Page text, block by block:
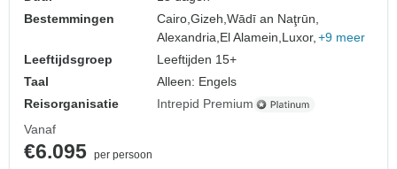
Bestemmingen
Cairo,Gizeh,Wādī an Naţrūn,
Alexandria,El Alamein,Luxor, +9 meer
Leeftijdsgroep
Leeftijden 15+
Taal
Alleen: Engels
Reisorganisatie
Intrepid Premium
Vanaf
€6.095 per persoon